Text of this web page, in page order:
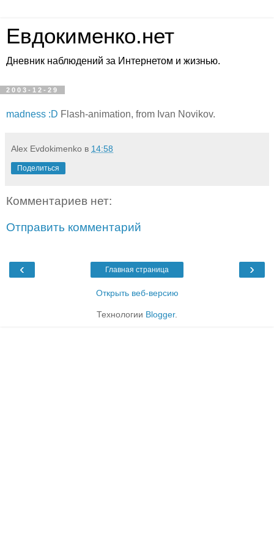
Евдокименко.нет
Дневник наблюдений за Интернетом и жизнью.
2003-12-29
madness :D Flash-animation, from Ivan Novikov.
Alex Evdokimenko в 14:58
Поделиться
Комментариев нет:
Отправить комментарий
‹ ›
Главная страница
Открыть веб-версию
Технологии Blogger.